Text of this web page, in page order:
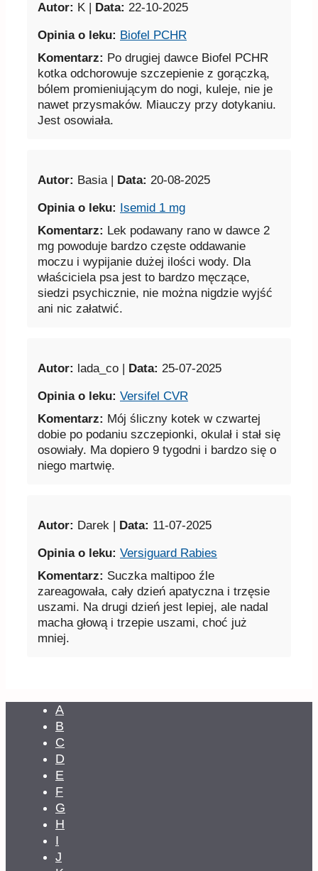
Autor: K | Data: 22-10-2025
Opinia o leku: Biofel PCHR
Komentarz: Po drugiej dawce Biofel PCHR
kotka odchorowuje szczepienie z gorączką,
bólem promieniującym do nogi, kuleje, nie je
nawet przysmaków. Miauczy przy dotykaniu.
Jest osowiała.
Autor: Basia | Data: 20-08-2025
Opinia o leku:
Isemid 1 mg
Komentarz: Lek podawany rano w dawce 2
mg powoduje bardzo częste oddawanie
moczu i wypijanie dużej ilości wody. Dla
właściciela psa jest to bardzo męczące,
siedzi psychicznie, nie można nigdzie wyjść
ani nic załatwić.
Autor: lada_co | Data: 25-07-2025
Opinia o leku: Versifel CVR
Komentarz: Mój śliczny kotek w czwartej
dobie po podaniu szczepionki, okulał i stał się
osowiały. Ma dopiero 9 tygodni i bardzo się o
niego martwię.
Autor: Darek | Data: 11-07-2025
Opinia o leku: Versiguard Rabies
Komentarz: Suczka maltipoo źle
zareagowała, cały dzień apatyczna i trzęsie
uszami. Na drugi dzień jest lepiej, ale nadal
macha głową i trzepie uszami, choć już
mniej.
A
B
C
D
E
F
G
H
I
J